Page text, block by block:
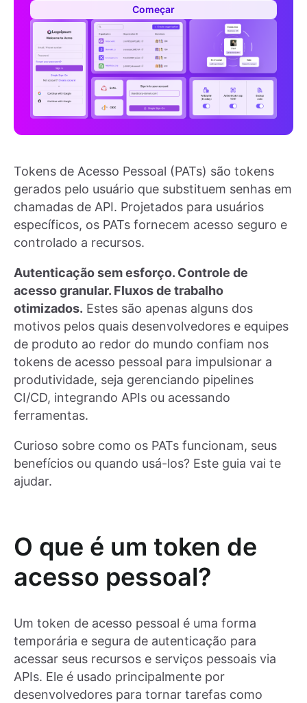
Começar
Tokens de Acesso Pessoal (PATs) são tokens
gerados pelo usuário que substituem senhas em
chamadas de API. Projetados para usuários
específicos, os PATs fornecem acesso seguro e
controlado a recursos.
Autenticação sem esforço. Controle de
acesso granular. Fluxos de trabalho
otimizados. Estes são apenas alguns dos
motivos pelos quais desenvolvedores e equipes
de produto ao redor do mundo confiam nos
tokens de acesso pessoal para impulsionar a
produtividade, seja gerenciando pipelines
CI/CD, integrando APIs ou acessando
ferramentas.
Curioso sobre como os PATs funcionam, seus
benefícios ou quando usá-los? Este guia vai te
ajudar.
O que é um token de
acesso pessoal?
Um token de acesso pessoal é uma forma
temporária e segura de autenticação para
acessar seus recursos e serviços pessoais via
APIs. Ele é usado principalmente por
desenvolvedores para tornar tarefas como